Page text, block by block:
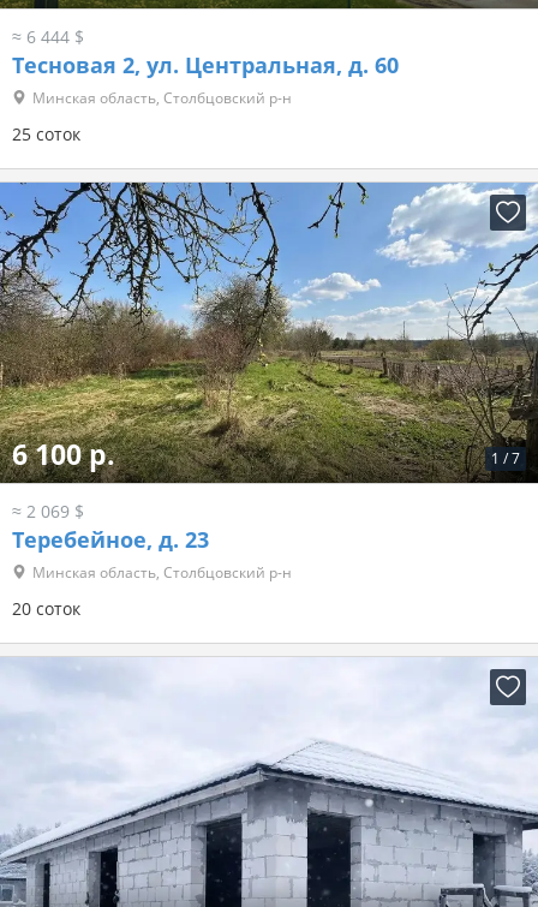
≈ 6 444 $
Тесновая 2, ул. Центральная, д. 60
Минская область, Столбцовский р-н
25 соток
1 /7
6 100 р.
≈ 2 069 $
Теребейное, д. 23
Минская область, Столбцовский р-н
20 соток